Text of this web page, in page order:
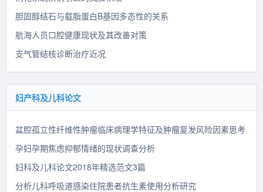
胆固醇结石与载脂蛋白B基因多态性的关系
航海人员口腔健康现状及其改善对策
支气管结核诊断治疗近况
妇产科及儿科论文
盆腔孤立性纤维性肿瘤临床病理学特征及肿瘤复发风险因素思考
孕妇孕期焦虑抑郁情绪的现状调查分析
妇科及儿科论文2018年精选范文3篇
分析儿科呼吸道感染住院患者抗生素使用分析研究